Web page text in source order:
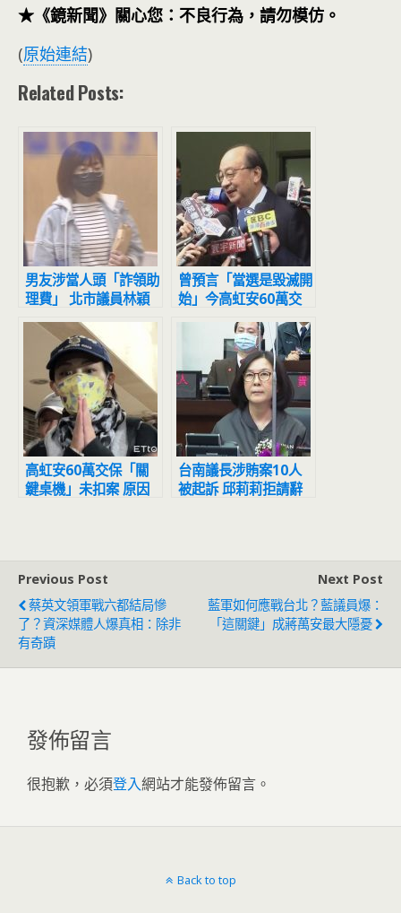
★《鏡新聞》關心您：不良行為，請勿模仿。
(原始連結)
Related Posts:
男友涉當人頭「詐領助
理費」 北市議員林穎
孟遭起訴
曾預言「當選是毀滅開
始」今高虹安60萬交
保 柯建銘:別見縫插針
問白癡題
高虹安60萬交保「關
鍵桌機」未扣案 原因
台南議長涉賄案10人
被起訴 邱莉莉拒請辭
Previous Post
蔡英文領軍戰六都結局慘
了？資深媒體人爆真相：除非
有奇蹟
Next Post
藍軍如何應戰台北？藍議員爆：
「這關鍵」成蔣萬安最大隱憂
發佈留言
很抱歉，必須登入網站才能發佈留言。
Back to top